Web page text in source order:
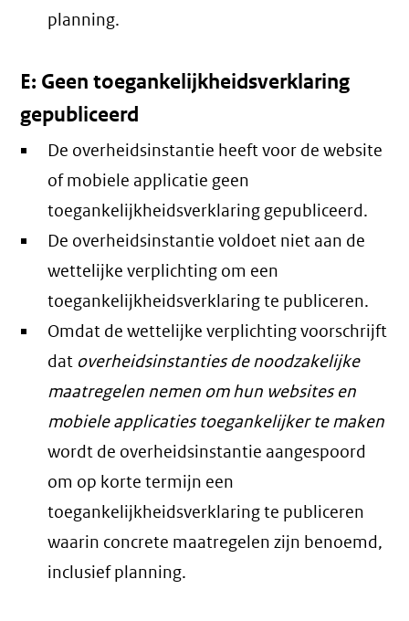
planning.
E: Geen toegankelijkheidsverklaring
gepubliceerd
De overheidsinstantie heeft voor de website
of mobiele applicatie geen
toegankelijkheidsverklaring gepubliceerd.
De overheidsinstantie voldoet niet aan de
wettelijke verplichting om een
toegankelijkheidsverklaring te publiceren.
Omdat de wettelijke verplichting voorschrijft
dat overheidsinstanties de noodzakelijke
maatregelen nemen om hun websites en
mobiele applicaties toegankelijker te maken
wordt de overheidsinstantie aangespoord
om op korte termijn een
toegankelijkheidsverklaring te publiceren
waarin concrete maatregelen zijn benoemd,
inclusief planning.